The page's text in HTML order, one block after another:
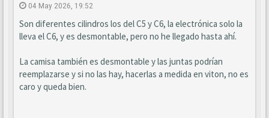
04 May 2026, 19:52
Son diferentes cilindros los del C5 y C6, la electrónica solo la
lleva el C6, y es desmontable, pero no he llegado hasta ahí.
La camisa también es desmontable y las juntas podrían
reemplazarse y si no las hay, hacerlas a medida en viton, no es
caro y queda bien.